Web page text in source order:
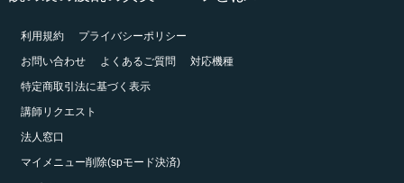
利用規約
プライバシーポリシー
お問い合わせ
よくあるご質問
対応機種
特定商取引法に基づく表示
講師リクエスト
法人窓口
マイメニュー削除(spモード決済)